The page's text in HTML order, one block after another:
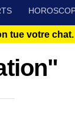
tue votre chat.